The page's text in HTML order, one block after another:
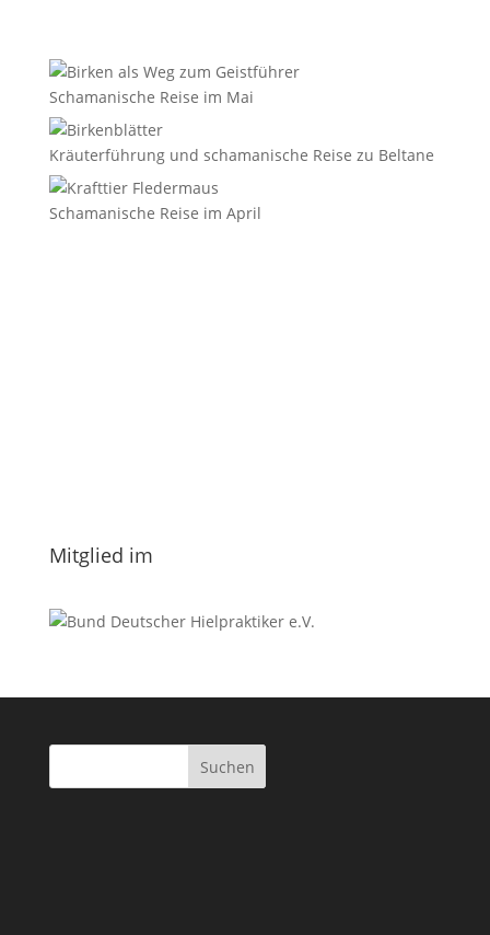
Schamanische Reise im Mai
Kräuterführung und schamanische Reise zu Beltane
Schamanische Reise im April
Mitglied im